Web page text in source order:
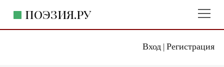
Вход| Регистрация
ПОЭЗИЯ.РУ